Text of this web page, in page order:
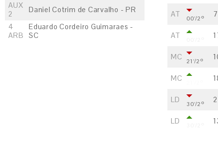
AUX
2
Daniel Cotrim de Carvalho - PR
4
ARB
Eduardo Cordeiro Guimaraes -
SC
AT 00'/2º 7
AT
MC 21'/2º
MC
LD 30'/2º 2
LD